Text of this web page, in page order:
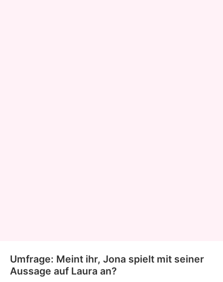
Umfrage: Meint ihr, Jona spielt mit seiner
Aussage auf Laura an?